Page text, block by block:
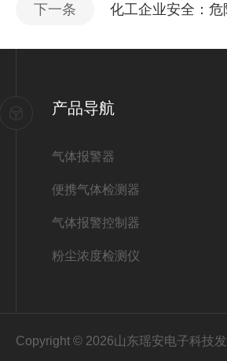
下一条 化工企业安全：
产品导航
气体报警器
便携气体检测器
气体报警控制器
粉尘浓度检测仪
Copyright © 2026山东瑶安电子科技